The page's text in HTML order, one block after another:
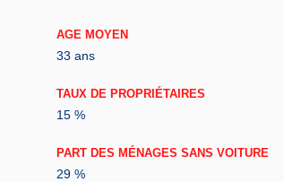
AGE MOYEN
33 ans
TAUX DE PROPRIÉTAIRES
15 %
PART DES MÉNAGES SANS VOITURE
29 %